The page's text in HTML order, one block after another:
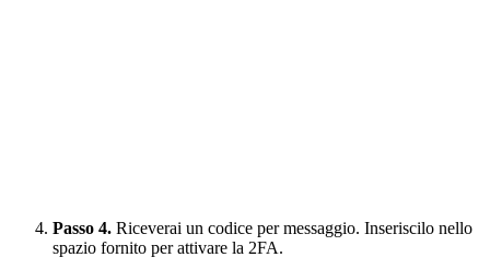
Passo 4. Riceverai un codice per messaggio. Inseriscilo nello
spazio fornito per attivare la 2FA.